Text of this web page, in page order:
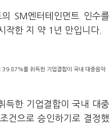
SM 엔터테인먼트 인수를
작한 지 약 1 년 만입니다
39.87%를 취득한 기업결합이 국내 대중음악
득한 기업결합이 국내 대중
건으로 승인하기로 결정했